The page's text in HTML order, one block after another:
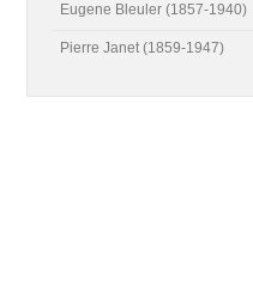
Eugene Bleuler (1857-1940)
Pierre Janet (1859-1947)